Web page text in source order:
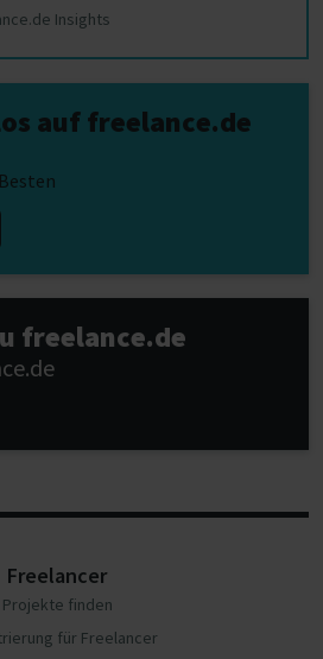
Insights
auf freelance.de
freelance.de
Freelancer
Projekte finden
für Freelancer